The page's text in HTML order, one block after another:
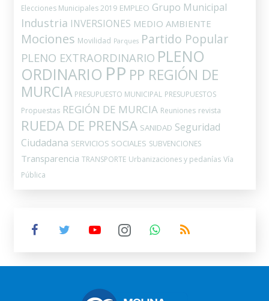
Elecciones Municipales 2019 EMPLEO Grupo Municipal
Industria INVERSIONES MEDIO AMBIENTE
Mociones Movilidad Parques Partido Popular
PLENO EXTRAORDINARIO PLENO
ORDINARIO PP PP REGIÓN DE
MURCIA PRESUPUESTO MUNICIPAL PRESUPUESTOS
Propuestas REGIÓN DE MURCIA Reuniones revista
RUEDA DE PRENSA SANIDAD Seguridad
Ciudadana SERVICIOS SOCIALES SUBVENCIONES
Transparencia TRANSPORTE Urbanizaciones y pedanías Vía
Pública